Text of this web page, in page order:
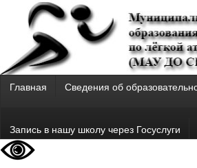
Главная Сведения об
Запись в нашу школу через Госуслуги